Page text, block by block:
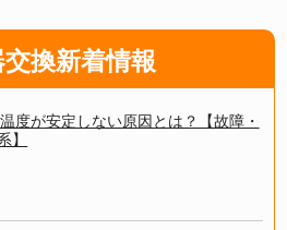
換新着情報
度が安定しない原因とは？【故障・
】